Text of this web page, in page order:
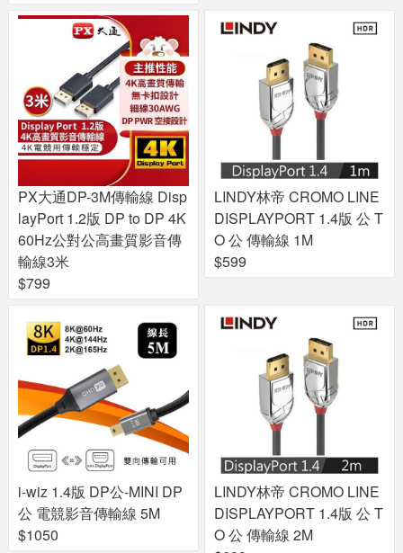
PX大通DP-3M傳輸線 Disp
layPort 1.2版 DP to DP 4K
60Hz公對公高畫質影音傳
輸線3米
$799
LINDY林帝 CROMO LINE
DISPLAYPORT 1.4版 公 T
O 公 傳輸線 1M
$599
i-wiz 1.4版 DP公-MINI DP
公 電競影音傳輸線 5M
$1050
LINDY林帝 CROMO LINE
DISPLAYPORT 1.4版 公 T
O 公 傳輸線 2M